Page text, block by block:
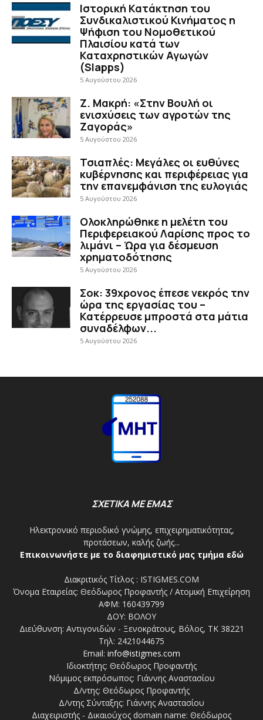
Ιστορική Κατάκτηση του
Συνδικαλιστικού Κινήματος η
Ψήφιση του Νομοθετικού
Πλαισίου κατά των
Καταχρηστικών Αγωγών
(Slapps)
5 Αυγούστου 2026
Ζ. Μακρή: «Στην Βουλή οι
ενισχύσεις των αγροτών της
Ζαγοράς»
5 Αυγούστου 2026
Τσιαπλές: Μεγάλες οι ευθύνες
κυβέρνησης και περιφέρειας για
την επανεμφάνιση της ευλογιάς
5 Αυγούστου 2026
Ολοκληρώθηκε η μελέτη του
Περιφερειακού Λαρίσης προς το
λιμάνι – Ώρα για δέσμευση
χρηματοδότησης
5 Αυγούστου 2026
Σοκ: 39χρονος έπεσε νεκρός την
ώρα της εργασίας του –
Κατέρρευσε μπροστά στα μάτια
συναδέλφων...
5 Αυγούστου 2026
ΣΧΕΤΙΚΑ ΜΕ ΕΜΑΣ
Ηλεκτρονικό περιοδικό γνώμης, επιχειρηματικότητας,
προτάσεων, καλής ζωής...
Επικοινωνήστε με το διαφημιστικό μας τμήμα εδώ
Διακριτικός Τίτλος : ISTIGMES.COM
Όνομα Εταιρείας: Θεόδωρος Προφαντής / Ατομική Επιχείρηση
ΑΦΜ: 160439799
ΔΟΥ: ΒΟΛΟΥ
Διεύθυνση: Αντιγονιδών - Ξενοκράτους, Βόλος, ΤΚ 38221
Τηλ: 2421044675
Email: info@istigmes.com
Ιδιοκτήτης: Θεόδωρος Προφαντής
Νόμιμος εκπρόσωπος: Γιάννης Αναστασίου
Δ/ντης: Θεόδωρος Προφαντής
Δ/ντης Σύνταξης: Γιάννης Αναστασίου
Διαχειριστής - Δικαιούχος domain name: Θεόδωρος